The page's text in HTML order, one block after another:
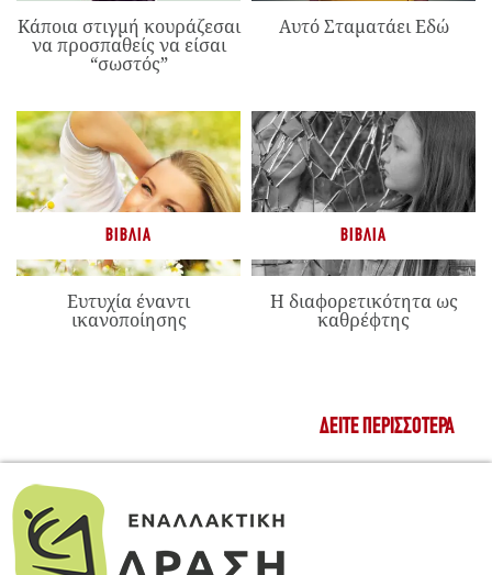
Κάποια στιγμή κουράζεσαι
να προσπαθείς να είσαι
“σωστός”
Αυτό Σταματάει Εδώ
ΒΙΒΛΊΑ
Ευτυχία έναντι
ικανοποίησης
ΒΙΒΛΊΑ
Η διαφορετικότητα ως
καθρέφτης
ΔΕΊΤΕ ΠΕΡΙΣΣΌΤΕΡΑ